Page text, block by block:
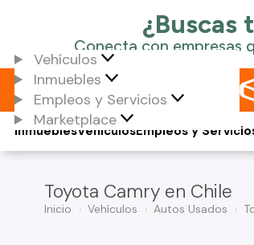
Vehículos
Inmuebles
Empleos y Servicios
Marketplace
Vehículos
Inmuebles Empleos y
Toyota Camry en Chile
Inicio Vehículos Autos Usados